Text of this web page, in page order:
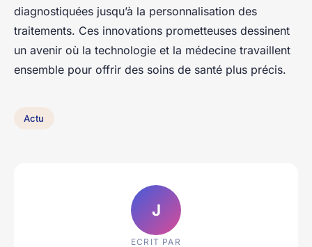
diagnostiquées jusqu’à la personnalisation des
traitements. Ces innovations prometteuses dessinent
un avenir où la technologie et la médecine travaillent
ensemble pour offrir des soins de santé plus précis.
Actu
J
ECRIT PAR